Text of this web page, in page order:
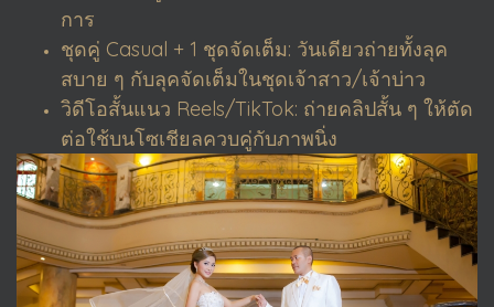
การ
ชุดคู่ Casual + 1 ชุดจัดเต็ม: วันเดียวถ่ายทั้งลุค
สบาย ๆ กับลุคจัดเต็มในชุดเจ้าสาว/เจ้าบ่าว
วิดีโอสั้นแนว Reels/TikTok: ถ่ายคลิปสั้น ๆ ให้ตัด
ต่อใช้บนโซเชียลควบคู่กับภาพนิ่ง